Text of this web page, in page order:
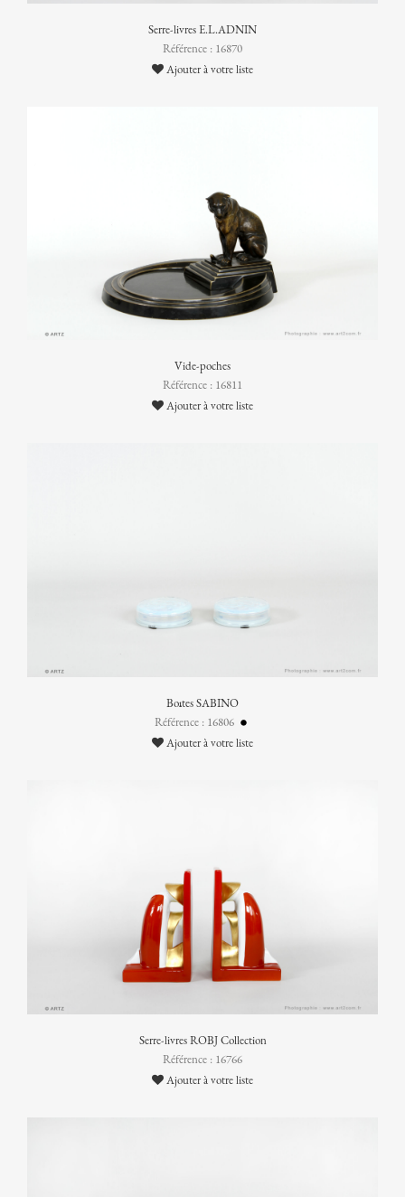
Serre-livres E.L.ADNIN
Référence : 16870
Ajouter à votre liste
Vide-poches
Référence : 16811
Ajouter à votre liste
Boîtes SABINO
Référence : 16806
Ajouter à votre liste
Serre-livres ROBJ Collection
Référence : 16766
Ajouter à votre liste